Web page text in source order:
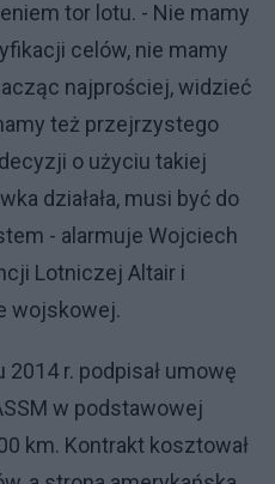
tor lotu. - Nie mamy
celów, nie mamy
najprościej, widzieć
też przejrzystego
o użyciu takiej
działała, musi być do
- alarmuje Wojciech
Lotniczej Altair i
wojskowej.
r. podpisał umowę
w podstawowej
km. Kontrakt kosztował